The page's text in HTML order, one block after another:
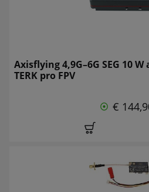
Axisflying 4,9G–6G SEG 10
TERK pro FPV
€